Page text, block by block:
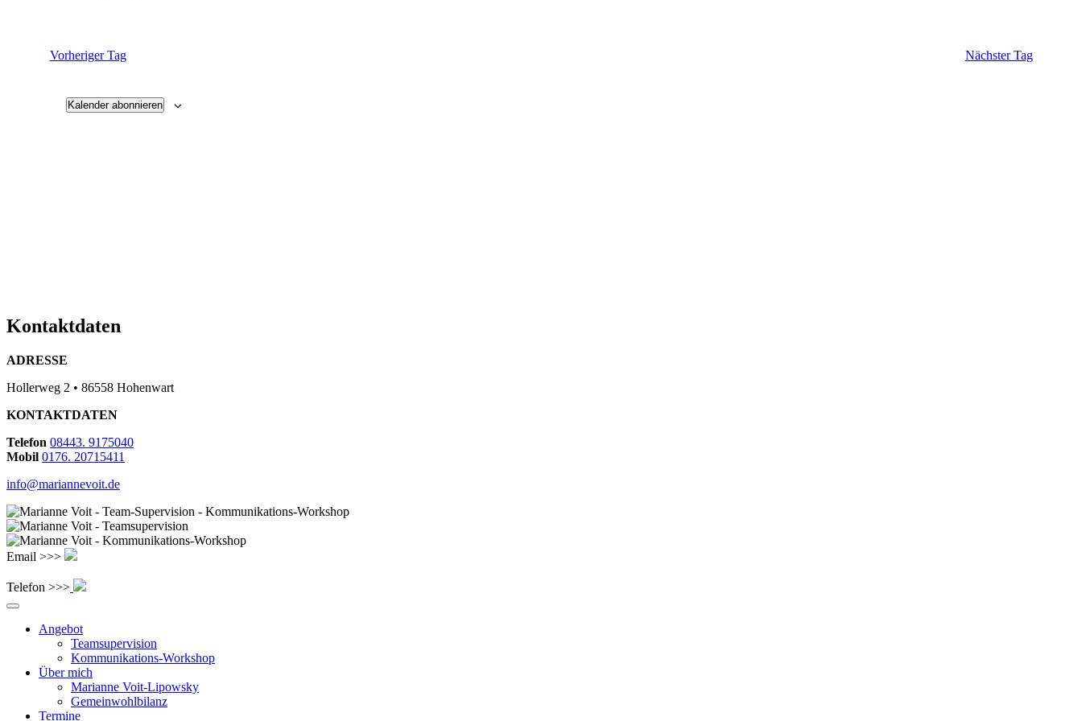
Vorheriger Tag Nächster Tag
Kalender abonnieren
Kontaktdaten
ADRESSE
Hollerweg 2 • 86558 Hohenwart
KONTAKTDATEN
Telefon 08443. 9175040
Mobil 0176. 20715411
info@mariannevoit.de
Email >>>
Telefon >>>
Angebot
Teamsupervision
Kommunikations-Workshop
Über mich
Marianne Voit-Lipowsky
Gemeinwohlbilanz
Termine